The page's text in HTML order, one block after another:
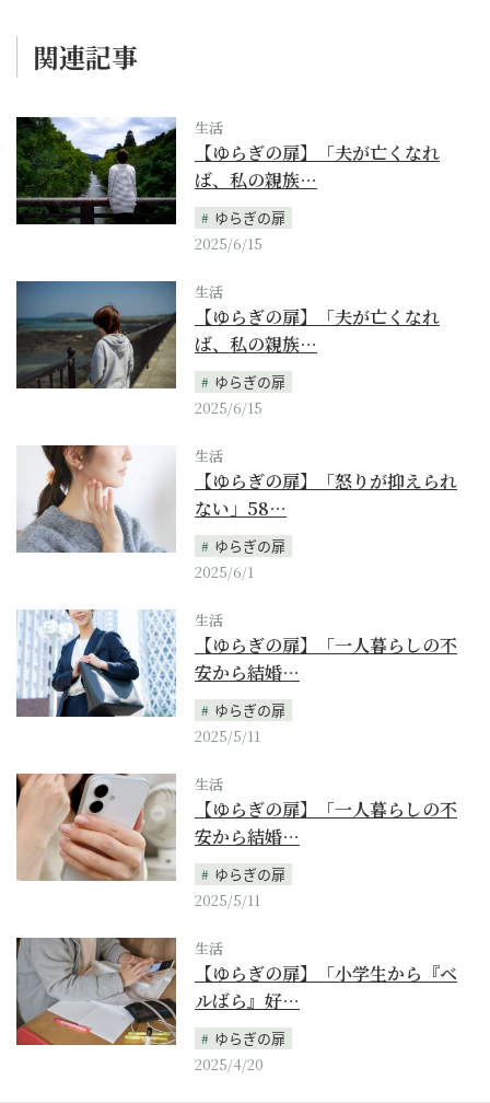
関連記事
生活
【ゆらぎの扉】「夫が亡くなれ
ば、私の親族…
ゆらぎの扉
2025/6/15
生活
【ゆらぎの扉】「夫が亡くなれ
ば、私の親族…
ゆらぎの扉
2025/6/15
生活
【ゆらぎの扉】「怒りが抑えられ
ない」58…
ゆらぎの扉
2025/6/1
生活
【ゆらぎの扉】「一人暮らしの不
安から結婚…
ゆらぎの扉
2025/5/11
生活
【ゆらぎの扉】「一人暮らしの不
安から結婚…
ゆらぎの扉
2025/5/11
生活
【ゆらぎの扉】「小学生から『ベ
ルばら』好…
ゆらぎの扉
2025/4/20